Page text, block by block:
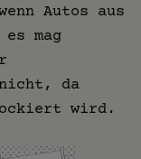
Autos aus
mag
da
wird.